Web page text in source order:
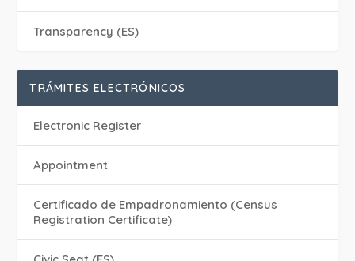
Transparency (ES)
TRÁMITES ELECTRÓNICOS
Electronic Register
Appointment
Certificado de Empadronamiento (Census
Registration Certificate)